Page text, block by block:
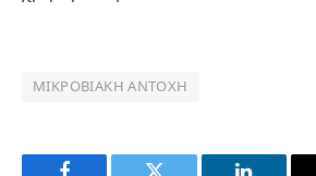
ΜΙΚΡΟΒΙΑΚΉ ΑΝΤΟΧΉ